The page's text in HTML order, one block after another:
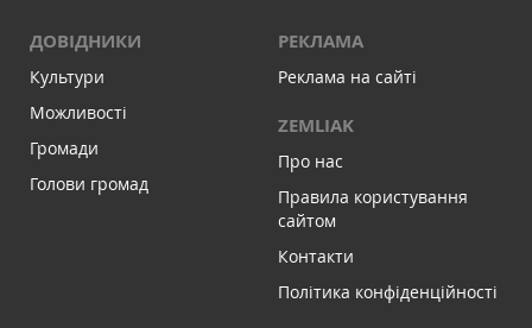
ДОВІДНИКИ
Культури
Можливості
Громади
Голови громад
РЕКЛАМА
Реклама на сайті
ZEMLIAK
Про нас
Правила користування
сайтом
Контакти
Політика конфіденційності